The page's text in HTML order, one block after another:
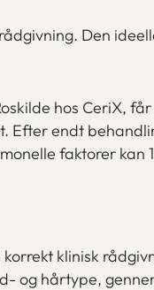
Den
hos CeriX,
Efter endt
faktorer kan
klinisk
og hårtype,